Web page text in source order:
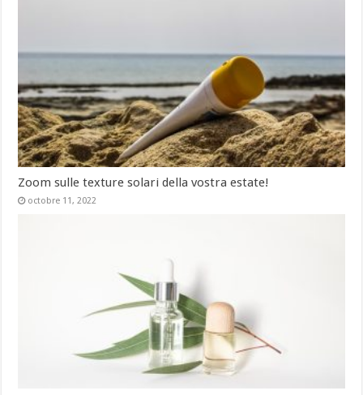
Zoom sulle texture solari della vostra estate!
octobre 11, 2022